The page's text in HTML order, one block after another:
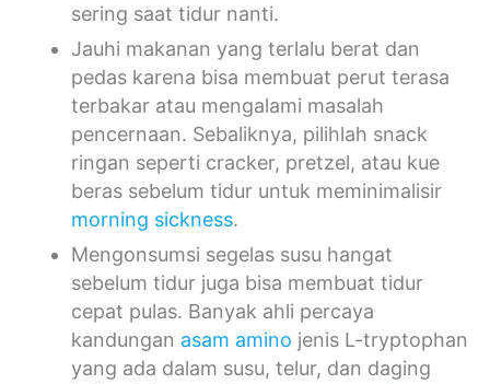
sering saat tidur nanti.
Jauhi makanan yang terlalu berat dan
pedas karena bisa membuat perut terasa
terbakar atau mengalami masalah
pencernaan. Sebaliknya, pilihlah snack
ringan seperti cracker, pretzel, atau kue
beras sebelum tidur untuk meminimalisir
morning sickness.
Mengonsumsi segelas susu hangat
sebelum tidur juga bisa membuat tidur
cepat pulas. Banyak ahli percaya
kandungan asam amino jenis L-tryptophan
yang ada dalam susu, telur, dan daging